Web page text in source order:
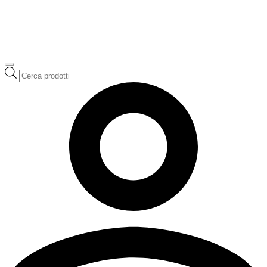
Ricerca
prodotti